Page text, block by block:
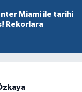
Miami ile tarihi
Rekorlara